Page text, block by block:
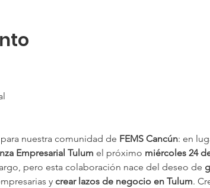
nuestra comunidad de FEMS Cancún: en
Empresarial Tulum el próximo miércoles 24
pero esta colaboración nace del deseo de
y crear lazos de negocio en Tulum.